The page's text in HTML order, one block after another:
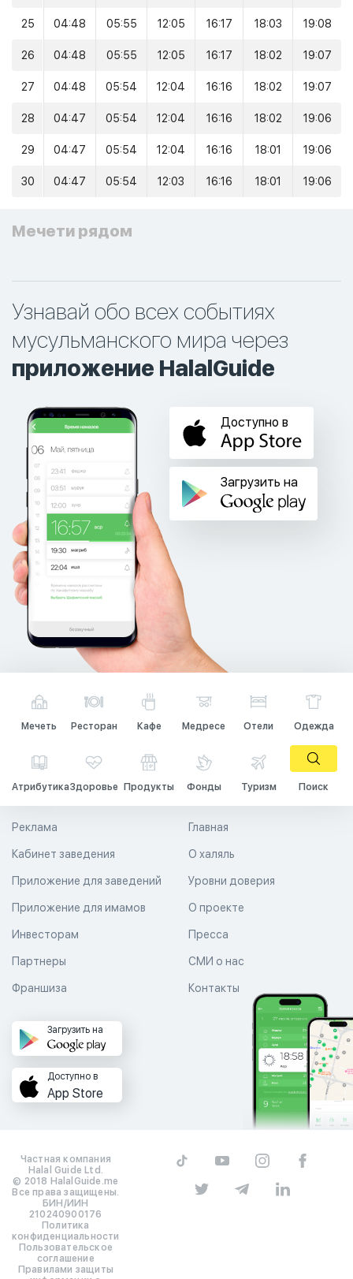
25 04:48 05:55 12:05 16:17 18:03 19:08
26 04:48 05:55 12:05 16:17 18:02 19:07
27 04:48 05:54 12:04 16:16 18:02 19:07
28 04:47 05:54 12:04 16:16 18:02 19:06
29 04:47 05:54 12:04 16:16 18:01 19:06
30 04:47 05:54 12:03 16:16 18:01 19:06
Мечети рядом
Узнавай обо всех событиях
мусульманского мира через
приложение HalalGuide
Доступно в
Загрузить на
Мечеть Ресторан Кафе Медресе Отели Одежда
АтрибутикаЗдоровье Продукты Фонды Туризм Поиск
Главная
О халяль
Уровни доверия
Реклама
Кабинет заведения
Приложение для заведений
Приложение для имамов О проекте
Пресса
СМИ о нас
Контакты
Инвесторам
Партнеры
Франшиза
Загрузить на
Доступно в
App Store
Частная компания
Halal Guide Ltd.
© 2018 HalalGuide.me
Все права защищены.
БИН/ИИН
210240900176
Политика
конфиденциальности
Пользовательское
соглашение
Правилами защиты